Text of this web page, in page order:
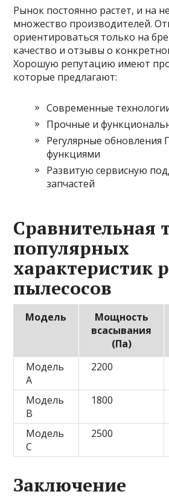
Рынок постоянно растет, и на
множество производителей.
ориентироваться только на
качество и отзывы о
Хорошую репутацию имеют
которые предлагают:
Современные
Прочные и
Регулярные обновления
функциями
Развитую сервисную
запчастей
Сравнительная
популярных
характеристик
пылесосов
Модель
Мощность
всасывания
(Па)
Модель
A
2200
Модель
B
1800
Модель
C
2500
Заключение